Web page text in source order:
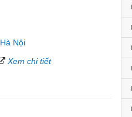
Hà Nội
Xem chi tiết